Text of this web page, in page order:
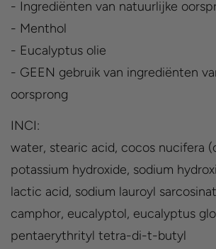
- Ingrediënten van natuurlijke
- Menthol
- Eucalyptus olie
- GEEN gebruik van ingrediënten
oorsprong
INCI:
water, stearic acid, cocos nucifera
potassium hydroxide, sodium
lactic acid, sodium lauroyl
camphor, eucalyptol, eucalyptus
pentaerythrityl tetra-di-t-butyl